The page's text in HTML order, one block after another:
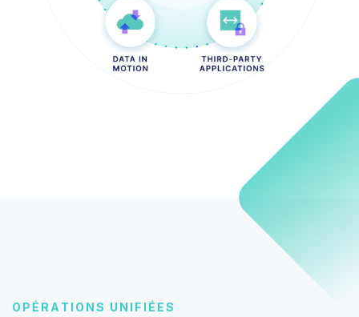
OPÉRATIONS UNIFIÉES